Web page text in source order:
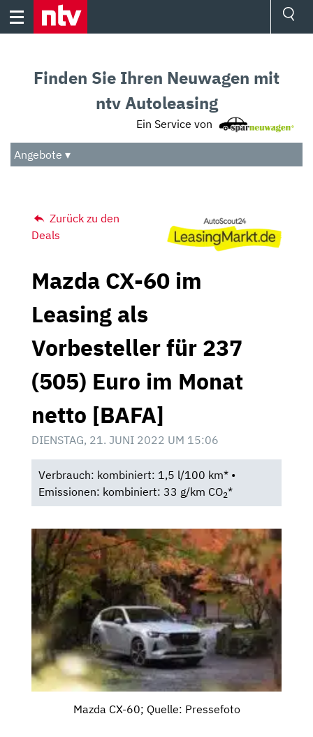
Skip
Audio
Das Beste
Finden Sie Ihren Neuwagen mit
ntv Autoleasing
Ein Service von
Angebote ▾
Zurück zu den
Deals
Mazda CX-60 im
Leasing als
Vorbesteller für 237
(505) Euro im Monat
netto [BAFA]
DIENSTAG, 21. JUNI 2022 UM 15:06
Verbrauch: kombiniert: 1,5 l/100 km* •
Emissionen: kombiniert: 33 g/km CO2*
Mazda CX-60; Quelle: Pressefoto